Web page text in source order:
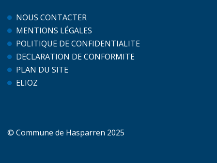
NOUS CONTACTER
MENTIONS LÉGALES
POLITIQUE DE CONFIDENTIALITE
DECLARATION DE CONFORMITE
PLAN DU SITE
ELIOZ
© Commune de Hasparren 2025